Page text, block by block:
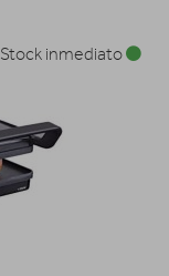
Stock inmediato